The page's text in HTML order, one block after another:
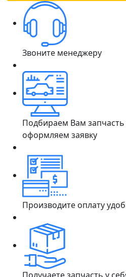
Звоните менеджеру
Подбираем Вам
оформляем заявку
Производите оплату